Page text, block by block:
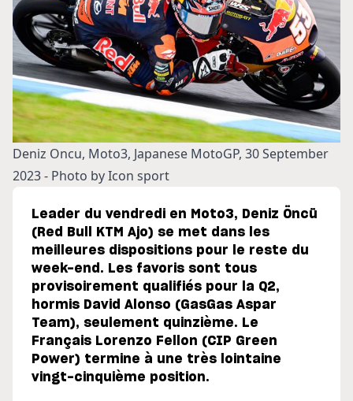
Deniz Oncu, Moto3, Japanese MotoGP, 30 September
2023 - Photo by Icon sport
Leader du vendredi en Moto3, Deniz Öncü
(Red Bull KTM Ajo) se met dans les
meilleures dispositions pour le reste du
week-end. Les favoris sont tous
provisoirement qualifiés pour la Q2,
hormis David Alonso (GasGas Aspar
Team), seulement quinzième. Le
Français Lorenzo Fellon (CIP Green
Power) termine à une très lointaine
vingt-cinquième position.